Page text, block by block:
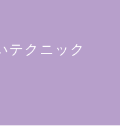
テクニック